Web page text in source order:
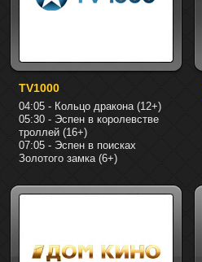
TV1000
04:05 - Кольцо дракона (12+)
05:30 - Эспен в королевстве
троллей (16+)
07:05 - Эспен в поисках
Золотого замка (6+)